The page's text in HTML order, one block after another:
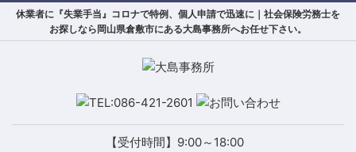
休業者に『失業手当』コロナで特例、個人申請で迅速に｜社会保険労務士を
お探しなら岡山県倉敷市にある大島事務所へお任せ下さい。
【受付時間】9:00～18:00